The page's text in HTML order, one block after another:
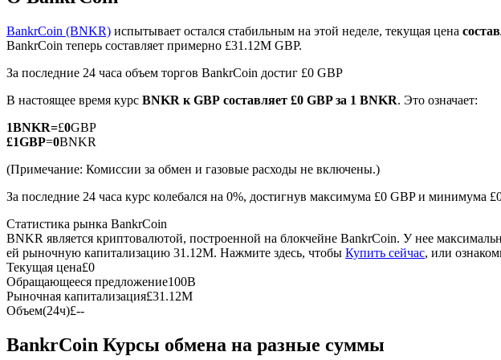
Фьючерсы на COIN-M
Криптовалютные фьючерсы
USDC фьючерсы
BankrCoin (BNKR) испытывает остался стабильным на этой неделе, текущая цена
BankrCoin теперь составляет примерно £31.12M GBP.
За последние 24 часа объем торгов BankrCoin достиг £0 GBP
В настоящее время курс BNKR к GBP составляет £0 GBP за 1 BNKR. Это означает:
1BNKR=£0GBP
£1GBP=0BNKR
(Примечание: Комиссии за обмен и газовые расходы не включены.)
За последние 24 часа курс колебался на 0%, достигнув максимума £0 GBP и минимума
Статистика рынка BankrCoin
BNKR является криптовалютой, построенной на блокчейне BankrCoin. У нее
ей рыночную капитализацию 31.12M. Нажмите здесь, чтобы Купить сейчас, или
Текущая цена£0
Обращающееся предложение100B
Рыночная капитализация£31.12M
Объем(24ч)£--
BankrCoin Курсы обмена на разные суммы